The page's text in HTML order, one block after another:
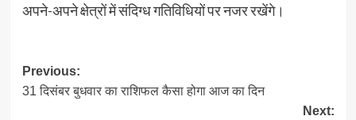
अपने-अपने क्षेत्रों में संदिग्ध गतिविधियों पर नजर रखेंगे।
Post
navigation
Previous:
31 दिसंबर बुधवार का राशिफल कैसा होगा आज का दिन
Next: